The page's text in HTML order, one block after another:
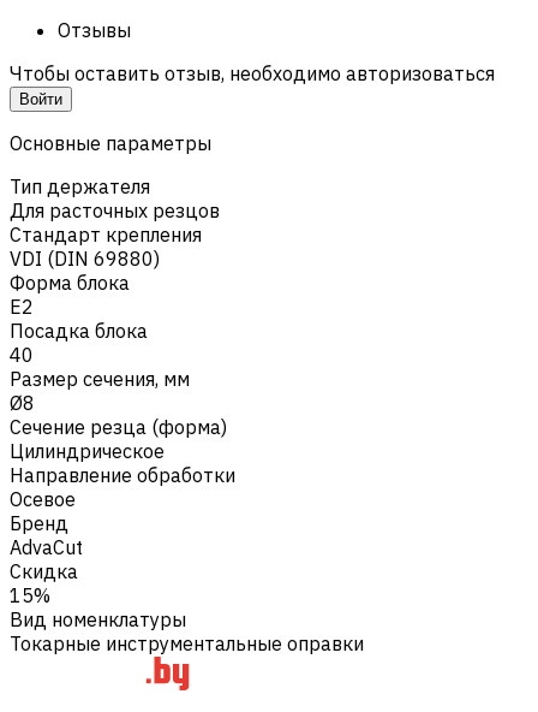
Отзывы
Чтобы оставить отзыв, необходимо авторизоваться
Войти
Основные параметры
Тип держателя
Для расточных резцов
Стандарт крепления
VDI (DIN 69880)
Форма блока
E2
Посадка блока
40
Размер сечения, мм
Ø8
Сечение резца (форма)
Цилиндрическое
Направление обработки
Осевое
Бренд
AdvaCut
Скидка
15%
Вид номенклатуры
Токарные инструментальные оправки